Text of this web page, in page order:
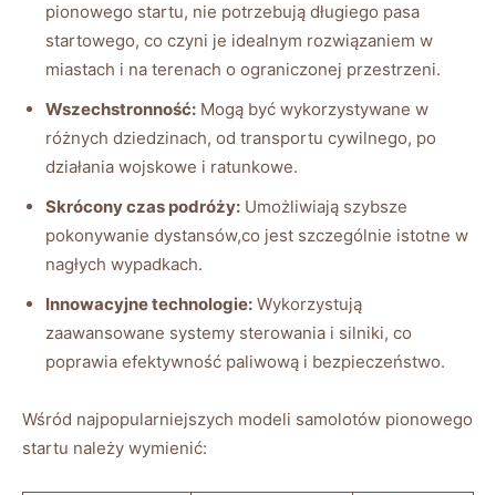
pionowego⁢ startu, nie potrzebują ​długiego pasa
startowego, co czyni je⁤ idealnym rozwiązaniem w‍
miastach i na terenach ‍o ograniczonej przestrzeni.
Wszechstronność: Mogą być wykorzystywane w
różnych ⁣dziedzinach, ⁢od transportu cywilnego, po
‌działania wojskowe ​i ratunkowe.
Skrócony czas podróży: Umożliwiają szybsze
pokonywanie dystansów,co jest szczególnie istotne w
⁢nagłych wypadkach.
Innowacyjne⁣ technologie: ‌Wykorzystują
zaawansowane ​systemy sterowania i‍ silniki, co
poprawia efektywność paliwową ‍i ‌bezpieczeństwo.
Wśród najpopularniejszych modeli samolotów pionowego
startu należy wymienić: